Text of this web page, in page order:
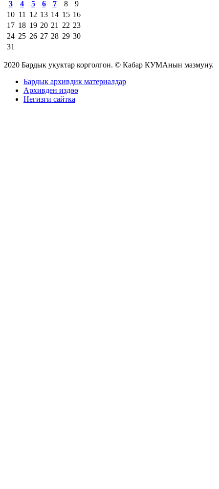
3
4 5 6 7 8
9
10 11 12 13 14 15 16
17 18 19 20 21 22 23
24 25 26 27 28 29 30
31
2020 Бардык укуктар корголгон. © Кабар КУМАнын мазмуну.
Бардык архивдик материалдар
Архивден издөө
Негизги сайтка